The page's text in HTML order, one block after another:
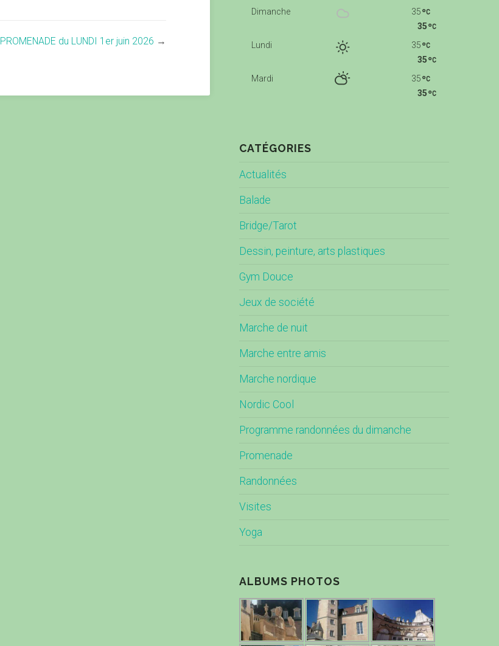
PROMENADE du LUNDI 1er juin 2026 →
Dimanche
35
35
Lundi
35
35
Mardi
35
35
CATÉGORIES
Actualités
Balade
Bridge/Tarot
Dessin, peinture, arts plastiques
Gym Douce
Jeux de société
Marche de nuit
Marche entre amis
Marche nordique
Nordic Cool
Programme randonnées du dimanche
Promenade
Randonnées
Visites
Yoga
ALBUMS PHOTOS